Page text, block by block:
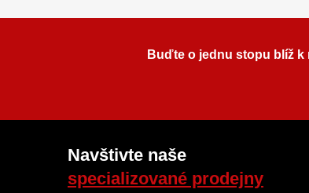
Buďte o jednu stopu blíž k
Navštivte naše
specializované prodejny